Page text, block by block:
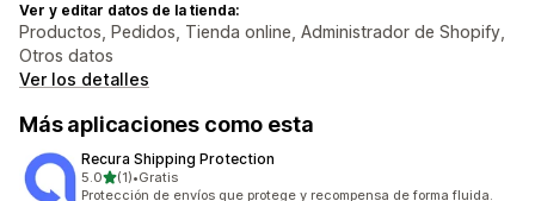
Ver y editar datos de la tienda:
Productos, Pedidos, Tienda online, Administrador de Shopify,
Otros datos
Ver los detalles
Más aplicaciones como esta
Recura Shipping Protection
5.0de 5 estrellas
(1)
1 reseñas en total
•Gratis
Protección de envíos que protege y recompensa de forma fluida.